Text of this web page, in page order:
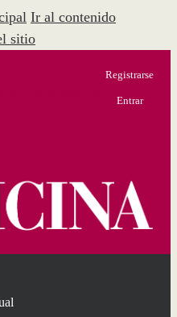
Ir al contenido
sitio
Registrarse
Entrar